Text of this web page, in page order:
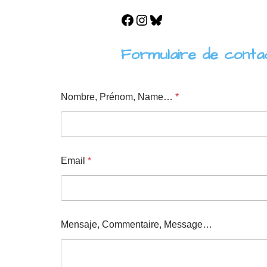
Formulaire de
Nombre, Prénom, Name… *
Email *
Mensaje, Commentaire, Message…